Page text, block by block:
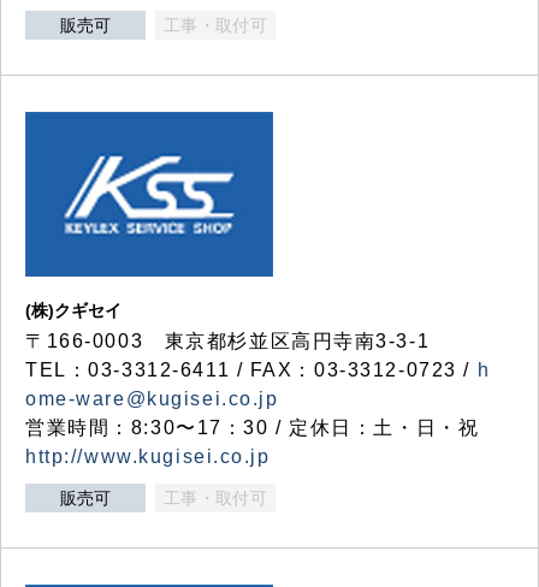
販売可 工事・取付可
(株)クギセイ
〒166-0003 東京都杉並区高円寺南3-3-1
TEL：03-3312-6411 / FAX：03-3312-0723 / h
ome-ware@kugisei.co.jp
営業時間：8:30〜17：30 / 定休日：土・日・祝
http://www.kugisei.co.jp
販売可 工事・取付可